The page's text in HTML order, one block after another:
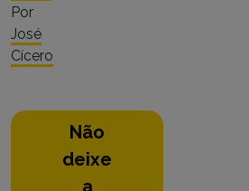
Por
José
Cícero
Não
deixe
a